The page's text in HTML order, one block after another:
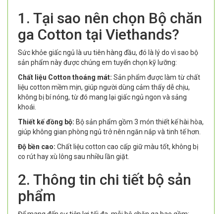
1. Tại sao nên chọn Bộ chăn
ga Cotton tại Viethands?
Sức khỏe giấc ngủ là ưu tiên hàng đầu, đó là lý do vì sao bộ
sản phẩm này được chúng em tuyển chọn kỹ lưỡng:
Chất liệu Cotton thoáng mát: Sản phẩm được làm từ chất
liệu cotton mềm mịn, giúp người dùng cảm thấy dễ chịu,
không bị bí nóng, từ đó mang lại giấc ngủ ngon và sảng
khoái.
Thiết kế đồng bộ: Bộ sản phẩm gồm 3 món thiết kế hài hòa,
giúp không gian phòng ngủ trở nên ngăn nắp và tinh tế hơn.
Độ bền cao: Chất liệu cotton cao cấp giữ màu tốt, không bị
co rút hay xù lông sau nhiều lần giặt.
2. Thông tin chi tiết bộ sản
phẩm